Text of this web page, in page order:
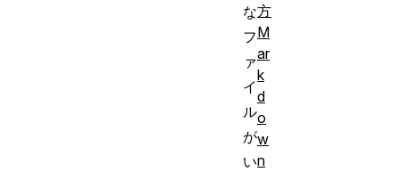
な
フ
ァ
イ
ル
が
い
方
M
ar
k
d
o
w
n